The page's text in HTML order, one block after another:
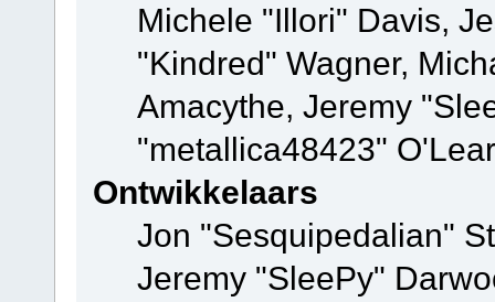
Michele "Illori" Davis,
"Kindred" Wagner,
Amacythe, Jeremy
"metallica48423"
Ontwikkelaars
Jon "Sesquipedalian"
Jeremy "SleePy"